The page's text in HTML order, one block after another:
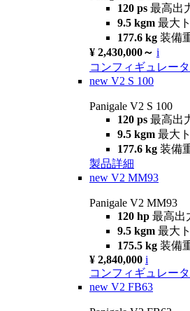
120 ps 最高出
9.5 kgm 最大
177.6 kg 装備
¥ 2,430,000～ i
コンフィギュレー
new V2 S 100
Panigale V2 S 100
120 ps 最高出
9.5 kgm 最大
177.6 kg 装備
製品詳細
new V2 MM93
Panigale V2 MM93
120 hp 最高出
9.5 kgm 最大
175.5 kg 装備
¥ 2,840,000 i
コンフィギュレー
new V2 FB63